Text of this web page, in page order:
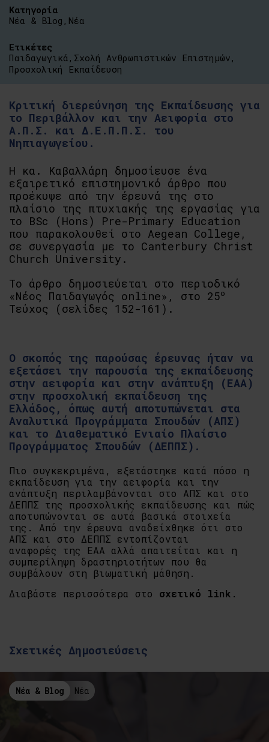
Κριτική διερεύνηση της Εκπαίδευσης για
το Περιβάλλον και την Αειφορία στο
Α.Π.Σ. και Δ.Ε.Π.Π.Σ. του
Νηπιαγωγείου.
Η κα. Καβαλλάρη δημοσίευσε ένα
εξαιρετικό επιστημονικό άρθρο που
προέκυψε από την έρευνά της στο
πλαίσιο της πτυχιακής της εργασίας για
το BSc (Hons) Pre-Primary Education
που παρακολουθεί στο Aegean College,
σε συνεργασία με το Canterbury Christ
Church University.
Το άρθρο δημοσιεύεται στο περιοδικό
«Νέος Παιδαγωγός online», στο 25ο
Τεύχος (σελίδες 152-161).
Ο σκοπός της παρούσας έρευνας ήταν να
εξετάσει την παρουσία της εκπαίδευσης
στην αειφορία και στην ανάπτυξη (ΕΑΑ)
στην προσχολική εκπαίδευση της
Ελλάδος, όπως αυτή αποτυπώνεται στα
Αναλυτικά Προγράμματα Σπουδών (ΑΠΣ)
και το Διαθεματικό Ενιαίο Πλαίσιο
Προγράμματος Σπουδών (ΔΕΠΠΣ).
Πιο συγκεκριμένα, εξετάστηκε κατά πόσο η
εκπαίδευση για την αειφορία και την
ανάπτυξη περιλαμβάνονται στο ΑΠΣ και στο
ΔΕΠΠΣ της προσχολικής εκπαίδευσης και πώς
αποτυπώνονται σε αυτά βασικά στοιχεία
της. Από την έρευνα αναδείχθηκε ότι στο
ΑΠΣ και στο ΔΕΠΠΣ εντοπίζονται
αναφορές της ΕΑΑ αλλά απαιτείται και η
συμπερίληψη δραστηριοτήτων που θα
συμβάλουν στη βιωματική μάθηση.
Διαβάστε περισσότερα στο σχετικό link .
Σχετικές Δημοσιεύσεις
Νέα & Blog Νέα
Κατηγορία
Νέα & Blog , Νέα
Ετικέτες
Παιδαγωγικά , Σχολή Ανθρωπιστικών Επιστημών ,
Προσχολική Εκπαίδευση